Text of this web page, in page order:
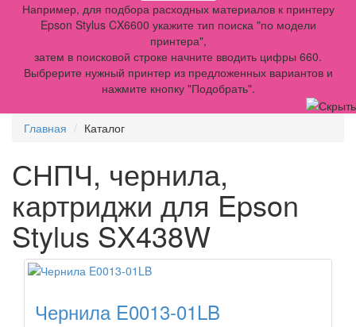
Например, для подбора расходных материалов к принтеру
Epson Stylus CX6600 укажите тип поиска "по модели
принтера",
затем в поисковой строке начните вводить цифры 660.
Выбрерите нужный принтер из предложенных вариантов и
нажмите кнопку "Подобрать".
Главная Каталог
СНПЧ, чернила,
картриджи для Epson
Stylus SX438W
Чернила E0013-01LB